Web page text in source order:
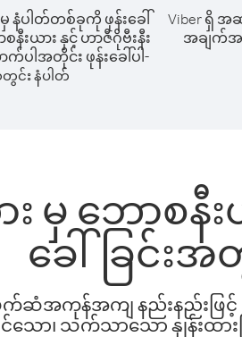
နံပါတ်တစ်ခုကို ဖုန်းခေါ်
နီးယား နှင့် ဟာဇီဂိုဗီးနီး
ပါအတိုင်း ဖုန်းခေါ်ပါ-
င်း နံပါတ်
Viber ရှိ
အချက်အ
း မှ ဘောစနီ
ခေါ်ခြင်း
က်ဆံအကုန်အကျ နည်းနည်းဖြင့်
င်သော၊ သက်သာသော နှုန်းထာ